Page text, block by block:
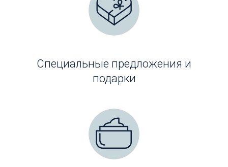
Специальные предложения и
подарки